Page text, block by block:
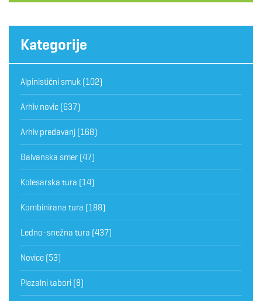
Kategorije
Alpinistični smuk (102)
Arhiv novic (637)
Arhiv predavanj (168)
Balvanska smer (47)
Kolesarska tura (14)
Kombinirana tura (188)
Ledno-snežna tura (437)
Novice (53)
Plezalni tabori (8)